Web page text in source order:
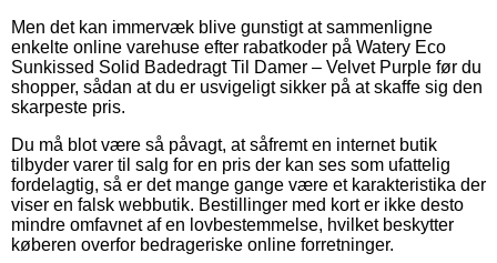
Men det kan immervæk blive gunstigt at sammenligne
enkelte online varehuse efter rabatkoder på Watery Eco
Sunkissed Solid Badedragt Til Damer – Velvet Purple før du
shopper, sådan at du er usvigeligt sikker på at skaffe sig den
skarpeste pris.
Du må blot være så påvagt, at såfremt en internet butik
tilbyder varer til salg for en pris der kan ses som ufattelig
fordelagtig, så er det mange gange være et karakteristika der
viser en falsk webbutik. Bestillinger med kort er ikke desto
mindre omfavnet af en lovbestemmelse, hvilket beskytter
køberen overfor bedrageriske online forretninger.